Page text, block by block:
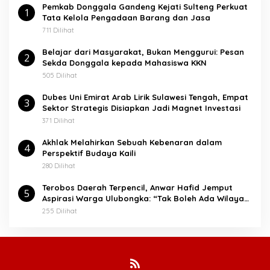
u
k
1
Pemkab Donggala Gandeng Kejati Sulteng Perkuat
Tata Kelola Pengadaan Barang dan Jasa
711 Dilihat
2
Belajar dari Masyarakat, Bukan Menggurui: Pesan
Sekda Donggala kepada Mahasiswa KKN
505 Dilihat
3
Dubes Uni Emirat Arab Lirik Sulawesi Tengah, Empat
Sektor Strategis Disiapkan Jadi Magnet Investasi
371 Dilihat
4
Akhlak Melahirkan Sebuah Kebenaran dalam
Perspektif Budaya Kaili
280 Dilihat
5
Terobos Daerah Terpencil, Anwar Hafid Jemput
Aspirasi Warga Ulubongka: “Tak Boleh Ada Wilayah
yang Tertinggal”
255 Dilihat